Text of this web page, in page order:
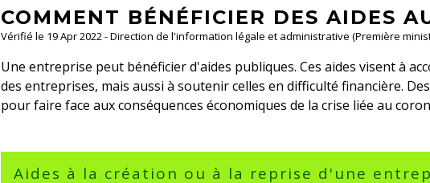
COMMENT BÉNÉFICIER DES AIDES
Vérifié le 19 Apr 2022 - Direction de l'information légale et administrative (Première
Une entreprise peut bénéficier d'aides publiques. Ces aides visent à
des entreprises, mais aussi à soutenir celles en difficulté financière.
pour faire face aux conséquences économiques de la crise liée au
Aides à la création ou à la reprise d'une